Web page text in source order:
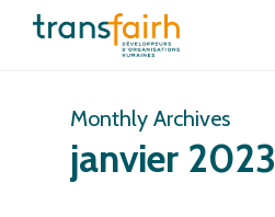
Monthly Archives
janvier 2023